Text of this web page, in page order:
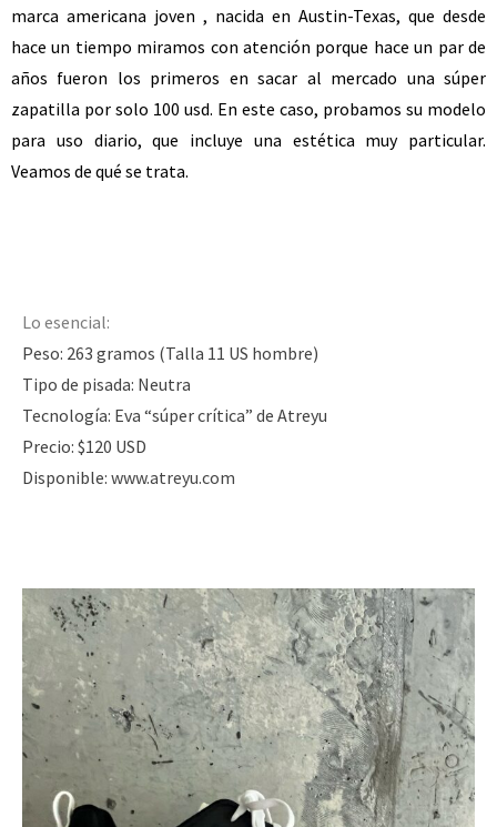
marca americana joven , nacida en Austin-Texas, que desde
hace un tiempo miramos con atención porque hace un par de
años fueron los primeros en sacar al mercado una súper
zapatilla por solo 100 usd. En este caso, probamos su modelo
para uso diario, que incluye una estética muy particular.
Veamos de qué se trata.
Lo esencial:
Peso: 263 gramos (Talla 11 US hombre)
Tipo de pisada: Neutra
Tecnología: Eva “súper crítica” de Atreyu
Precio: $120 USD
Disponible: www.atreyu.com